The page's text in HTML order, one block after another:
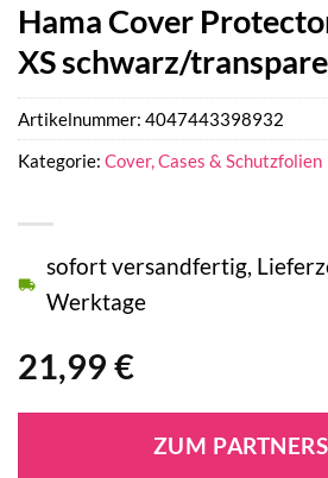
Hama Cover
XS schwarz/
21,99 €
sofort versandfertig,
Werktage
ZUM
Artikelnummer: 4047443398932
Kategorie: Cover, Cases & Schutzfolien